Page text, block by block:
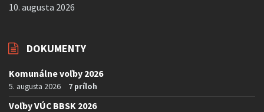
10. augusta 2026
DOKUMENTY
Komunálne voľby 2026
5. augusta 2026 7 príloh
Voľby VÚC BBSK 2026